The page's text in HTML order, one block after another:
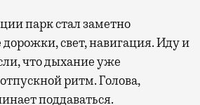
парк стал заметно
свет, навигация. Иду и
что дыхание уже
ритм. Голова,
поддаваться.